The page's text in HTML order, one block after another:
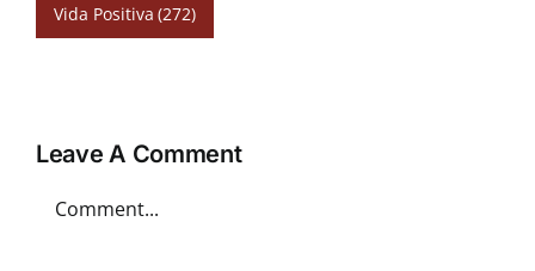
Vida Positiva (272)
Leave A Comment